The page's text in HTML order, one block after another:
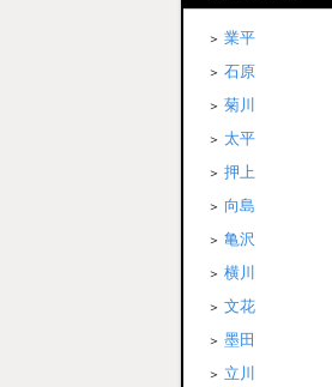
業平
石原
菊川
太平
押上
向島
亀沢
横川
文花
墨田
立川